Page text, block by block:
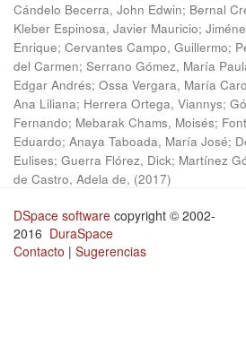
Cándelo Becerra, John Edwin; Bernal
Kleber Espinosa, Javier Mauricio;
Enrique; Cervantes Campo, Guillermo;
del Carmen; Serrano Gómez, María
Edgar Andrés; Ossa Vergara, María
Ana Liliana; Herrera Ortega, Viannys;
Fernando; Mebarak Chams, Moisés;
Eduardo; Anaya Taboada, María José;
Eulises; Guerra Flórez, Dick; Martínez
de Castro, Adela de, (2017)
DSpace software copyright © 2002-
2016 DuraSpace
Contacto | Sugerencias